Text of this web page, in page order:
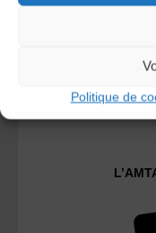
Politique de